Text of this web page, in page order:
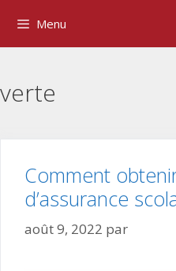
contenu
Menu
verte
Comment
d’assurance
août 9, 2022 par